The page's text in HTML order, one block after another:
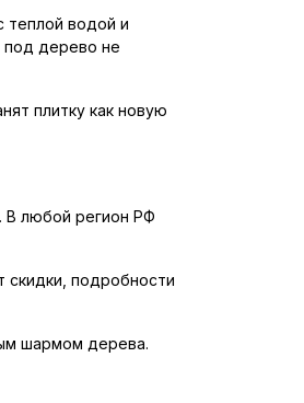
теплой водой и
под дерево не
плитку как новую
В любой регион РФ
скидки, подробности
шармом дерева.